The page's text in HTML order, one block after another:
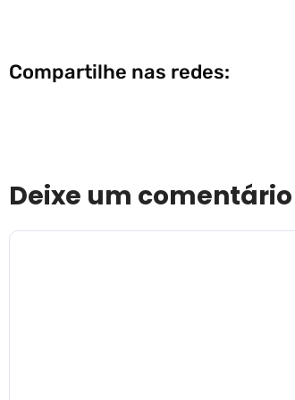
Compartilhe nas redes:
Deixe um comentário